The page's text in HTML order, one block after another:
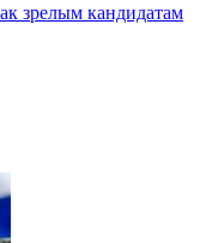
зрелым кандидатам